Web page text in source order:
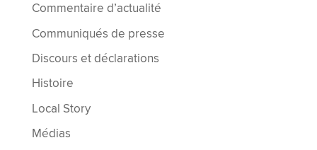
Commentaire d’actualité
Communiqués de presse
Discours et déclarations
Histoire
Local Story
Médias